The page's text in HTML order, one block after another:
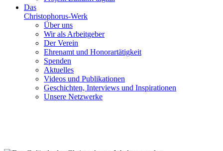
Das
Christophorus-Werk
Über uns
Wir als Arbeitgeber
Der Verein
Ehrenamt und Honorartätigkeit
Spenden
Aktuelles
Videos und Publikationen
Geschichten, Interviews und Inspirationen
Unsere Netzwerke